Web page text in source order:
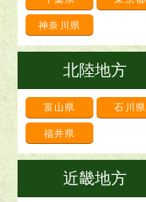
神奈川県
北陸地方
富山県 石川県
福井県
近畿地方